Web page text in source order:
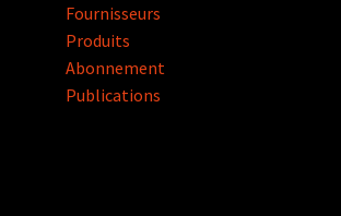
Fournisseurs
Produits
Abonnement
Publications